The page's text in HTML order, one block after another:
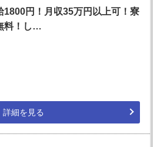
1800円！月収35万円以上可！寮
料！し…
詳細を見る